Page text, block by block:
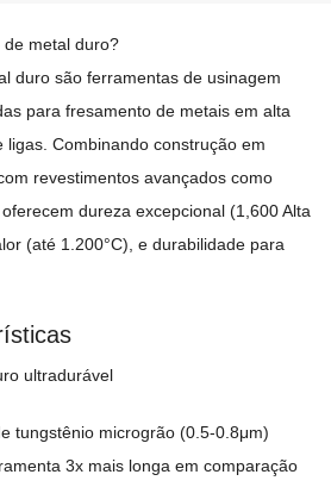
metal duro?​​
duro são ferramentas de usinagem
para fresamento de metais em alta
ligas. Combinando construção em
revestimentos avançados como
dureza excepcional (1,600 Alta
(até 1.200°C), e durabilidade para
ultradurável
tungstênio microgrão (0.5-0.8μm)
3x mais longa em comparação